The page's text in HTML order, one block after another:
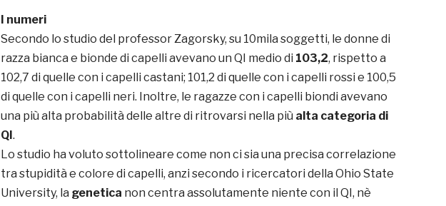
I numeri
Secondo lo studio del professor Zagorsky, su 10mila soggetti, le donne di
razza bianca e bionde di capelli avevano un QI medio di 103,2, rispetto a
102,7 di quelle con i capelli castani; 101,2 di quelle con i capelli rossi e 100,5
di quelle con i capelli neri. Inoltre, le ragazze con i capelli biondi avevano
una più alta probabilità delle altre di ritrovarsi nella più alta categoria di
QI.
Lo studio ha voluto sottolineare come non ci sia una precisa correlazione
tra stupidità e colore di capelli, anzi secondo i ricercatori della Ohio State
University, la genetica non centra assolutamente niente con il QI, nè